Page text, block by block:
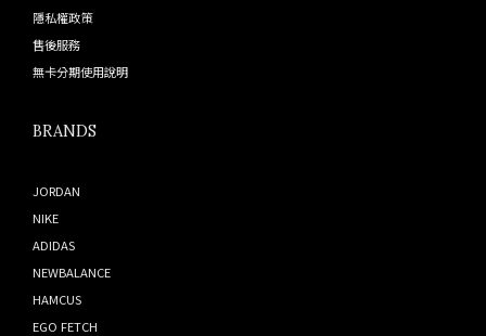
隱私權政策
售後服務
無卡分期使用說明
BRANDS
JORDAN
NIKE
ADIDAS
NEWBALANCE
HAMCUS
EGO FETCH